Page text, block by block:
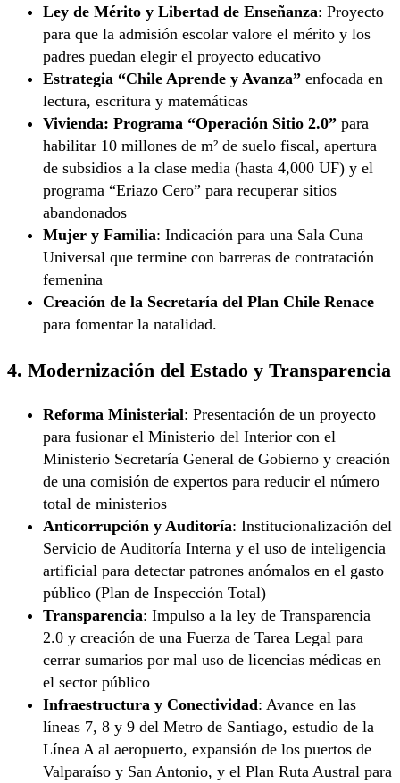
Ley de Mérito y Libertad de Enseñanza: Proyecto
para que la admisión escolar valore el mérito y los
padres puedan elegir el proyecto educativo
Estrategia “Chile Aprende y Avanza” enfocada en
lectura, escritura y matemáticas
Vivienda: Programa “Operación Sitio 2.0” para
habilitar 10 millones de m² de suelo fiscal, apertura
de subsidios a la clase media (hasta 4,000 UF) y el
programa “Eriazo Cero” para recuperar sitios
abandonados
Mujer y Familia: Indicación para una Sala Cuna
Universal que termine con barreras de contratación
femenina
Creación de la Secretaría del Plan Chile Renace
para fomentar la natalidad.
4. Modernización del Estado y Transparencia
Reforma Ministerial: Presentación de un proyecto
para fusionar el Ministerio del Interior con el
Ministerio Secretaría General de Gobierno y creación
de una comisión de expertos para reducir el número
total de ministerios
Anticorrupción y Auditoría: Institucionalización del
Servicio de Auditoría Interna y el uso de inteligencia
artificial para detectar patrones anómalos en el gasto
público (Plan de Inspección Total)
Transparencia: Impulso a la ley de Transparencia
2.0 y creación de una Fuerza de Tarea Legal para
cerrar sumarios por mal uso de licencias médicas en
el sector público
Infraestructura y Conectividad: Avance en las
líneas 7, 8 y 9 del Metro de Santiago, estudio de la
Línea A al aeropuerto, expansión de los puertos de
Valparaíso y San Antonio, y el Plan Ruta Austral para